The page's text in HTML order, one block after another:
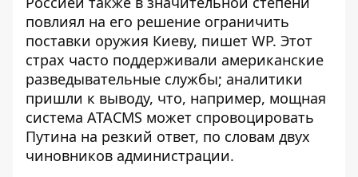
повлиял на его решение ограничить
поставки оружия Киеву, пишет WP. Этот
страх часто поддерживали американские
разведывательные службы; аналитики
пришли к выводу, что, например, мощная
система ATACMS может спровоцировать
Путина на резкий ответ, по словам двух
чиновников администрации.